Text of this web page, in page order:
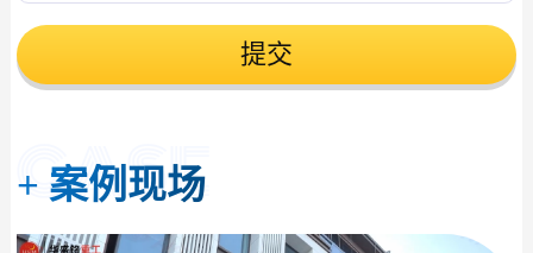
提交
+ 案例现场